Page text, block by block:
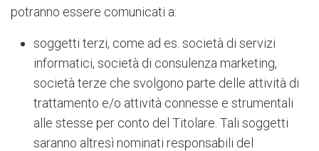
potranno essere comunicati a:
soggetti terzi, come ad es. società di servizi
informatici, società di consulenza marketing,
società terze che svolgono parte delle attività di
trattamento e/o attività connesse e strumentali
alle stesse per conto del Titolare. Tali soggetti
saranno altresì nominati responsabili del